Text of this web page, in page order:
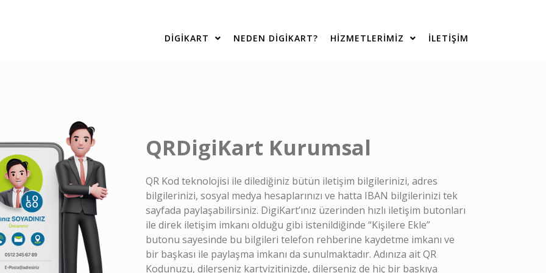
DIGIKART NEDEN DIGIKART? HIZMETLERIMIZ İLETİŞİM
QRDigiKart Kurumsal
QR Kod teknolojisi ile dilediğiniz bütün iletişim bilgilerinizi, adres
bilgilerinizi, sosyal medya hesaplarınızı ve hatta IBAN bilgilerinizi tek
sayfada paylaşabilirsiniz. DigiKart’ınız üzerinden hızlı iletişim butonları
ile direk iletişim imkanı olduğu gibi istenildiğinde “Kişilere Ekle”
butonu sayesinde bu bilgileri telefon rehberine kaydetme imkanı ve
bir başkası ile paylaşma imkanı da sunulmaktadır. Adınıza ait QR
Kodunuzu, dilerseniz kartvizitinizde, dilerseniz de hiç bir baskıya